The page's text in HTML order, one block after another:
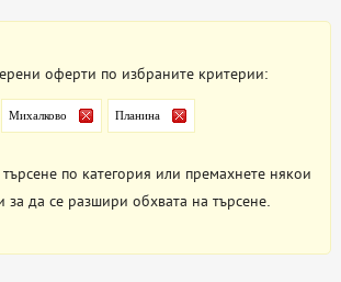
оферти по избраните критерии:
Михалково Планина
по категория или премахнете някои
за да се разшири обхвата на търсене.